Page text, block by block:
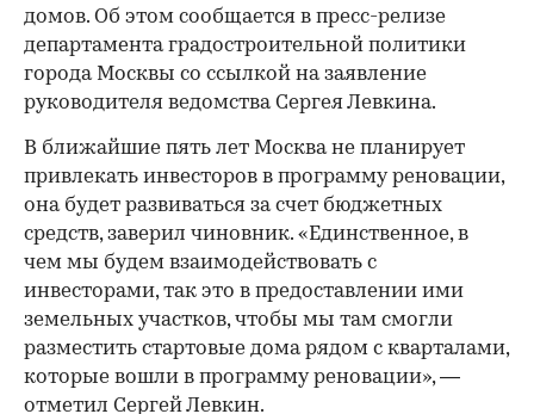
домов. Об этом сообщается в пресс-релизе
департамента градостроительной политики
города Москвы со ссылкой на заявление
руководителя ведомства Сергея Левкина.
В ближайшие пять лет Москва не планирует
привлекать инвесторов в программу реновации,
она будет развиваться за счет бюджетных
средств, заверил чиновник. «Единственное, в
чем мы будем взаимодействовать с
инвесторами, так это в предоставлении ими
земельных участков, чтобы мы там смогли
разместить стартовые дома рядом с кварталами,
которые вошли в программу реновации», —
отметил Сергей Левкин.